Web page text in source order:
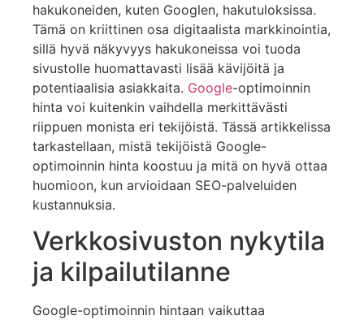
hakukoneiden, kuten Googlen, hakutuloksissa.
Tämä on kriittinen osa digitaalista markkinointia,
sillä hyvä näkyvyys hakukoneissa voi tuoda
sivustolle huomattavasti lisää kävijöitä ja
potentiaalisia asiakkaita. Google-optimoinnin
hinta voi kuitenkin vaihdella merkittävästi
riippuen monista eri tekijöistä. Tässä artikkelissa
tarkastellaan, mistä tekijöistä Google-
optimoinnin hinta koostuu ja mitä on hyvä ottaa
huomioon, kun arvioidaan SEO-palveluiden
kustannuksia.
Verkkosivuston nykytila
ja kilpailutilanne
Google-optimoinnin hintaan vaikuttaa